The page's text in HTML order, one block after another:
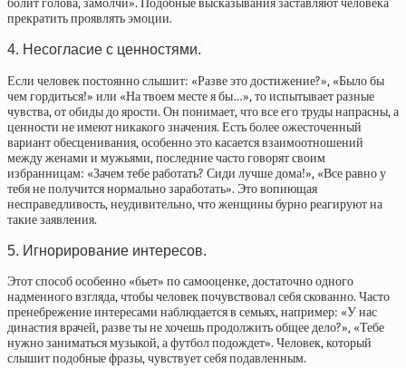
болит голова, замолчи». Подобные высказывания заставляют человека
прекратить проявлять эмоции.
4. Несогласие с ценностями.
Если человек постоянно слышит: «Разве это достижение?», «Было бы
чем гордиться!» или «На твоем месте я бы…», то испытывает разные
чувства, от обиды до ярости. Он понимает, что все его труды напрасны, а
ценности не имеют никакого значения. Есть более ожесточенный
вариант обесценивания, особенно это касается взаимоотношений
между женами и мужьями, последние часто говорят своим
избранницам: «Зачем тебе работать? Сиди лучше дома!», «Все равно у
тебя не получится нормально заработать». Это вопиющая
несправедливость, неудивительно, что женщины бурно реагируют на
такие заявления.
5. Игнорирование интересов.
Этот способ особенно «бьет» по самооценке, достаточно одного
надменного взгляда, чтобы человек почувствовал себя скованно. Часто
пренебрежение интересами наблюдается в семьях, например: «У нас
династия врачей, разве ты не хочешь продолжить общее дело?», «Тебе
нужно заниматься музыкой, а футбол подождет». Человек, который
слышит подобные фразы, чувствует себя подавленным.